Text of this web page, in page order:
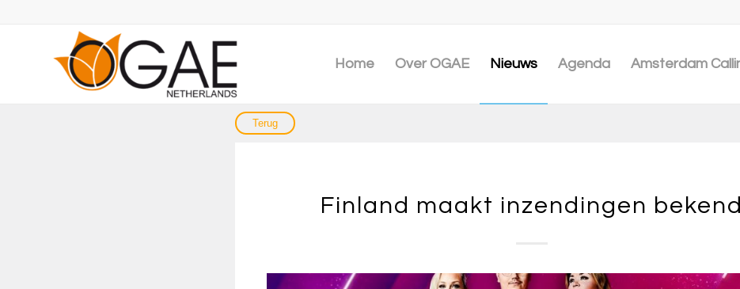
Home Over OGAE Nieuws Agenda Amsterdam
Finland maakt inzendingen bekend